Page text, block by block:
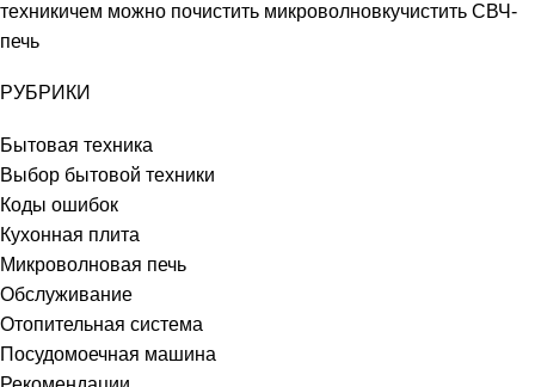
техникичем можно почистить микроволновкучистить СВЧ-
печь
РУБРИКИ
Бытовая техника
Выбор бытовой техники
Коды ошибок
Кухонная плита
Микроволновая печь
Обслуживание
Отопительная система
Посудомоечная машина